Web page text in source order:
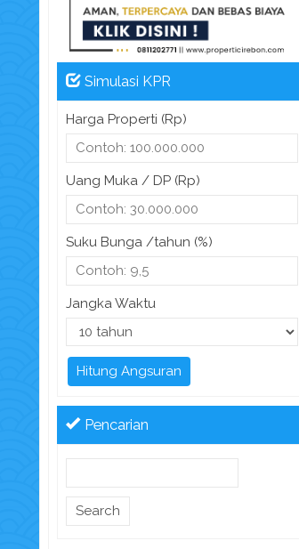
Simulasi KPR
Harga Properti (Rp)
Uang Muka / DP (Rp)
Suku Bunga /tahun (%)
Jangka Waktu
Hitung Angsuran
Pencarian
Search